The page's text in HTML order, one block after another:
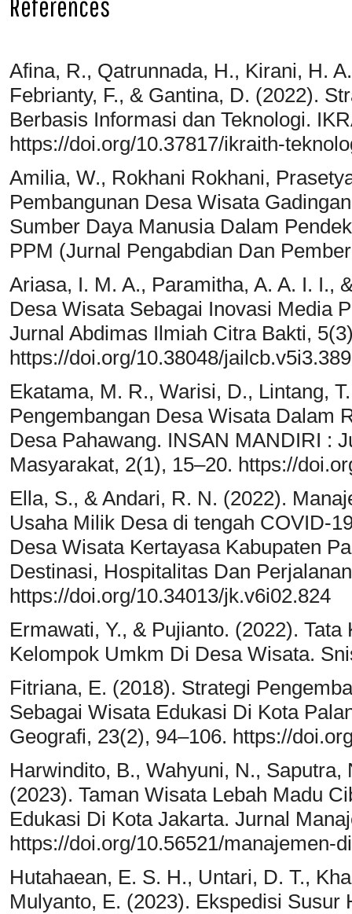
Afina, R., Qatrunnada, H., Kirani, H.
Febrianty, F., & Gantina, D. (2022).
Berbasis Informasi dan Teknologi.
https://doi.org/10.37817/ikraith-
Amilia, W., Rokhani Rokhani,
Pembangunan Desa Wisata
Sumber Daya Manusia Dalam
PPM (Jurnal Pengabdian Dan
Ariasa, I. M. A., Paramitha, A. A. I. I.,
Desa Wisata Sebagai Inovasi Media
Jurnal Abdimas Ilmiah Citra Bakti,
https://doi.org/10.38048/
Ekatama, M. R., Warisi, D., Lintang,
Pengembangan Desa Wisata Dalam
Desa Pahawang. INSAN MANDIRI :
Masyarakat, 2(1), 15–20. https://
Ella, S., & Andari, R. N. (2022).
Usaha Milik Desa di tengah COVID-
Desa Wisata Kertayasa Kabupaten
Destinasi, Hospitalitas Dan
https://doi.org/10.34013/jk.v6i02.824
Ermawati, Y., & Pujianto. (2022).
Kelompok Umkm Di Desa Wisata.
Fitriana, E. (2018). Strategi
Sebagai Wisata Edukasi Di Kota
Geografi, 23(2), 94–106. https://
Harwindito, B., Wahyuni, N.,
(2023). Taman Wisata Lebah Madu
Edukasi Di Kota Jakarta. Jurnal
https://doi.org/10.56521/manajemen-
Hutahaean, E. S. H., Untari, D. T.,
Mulyanto, E. (2023). Ekspedisi